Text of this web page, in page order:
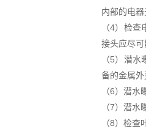
内部的电
（4）检
接头应尽
（5）潜
备的金属
（6）潜
（7）潜
（8）检查